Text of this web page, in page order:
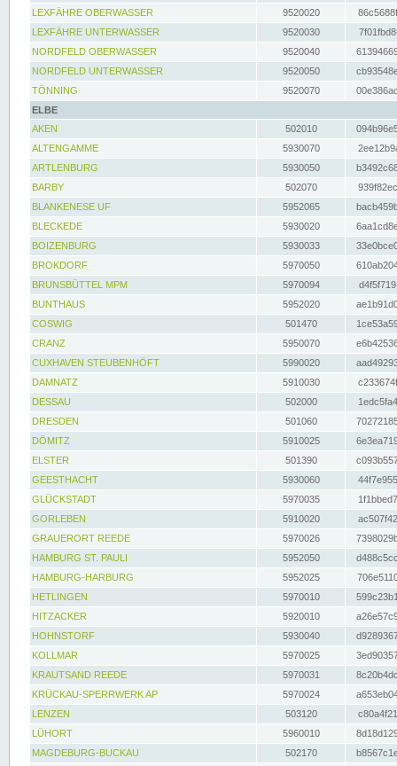
LEXFÄHRE OBERWASSER
9520020
LEXFÄHRE UNTERWASSER
9520030
NORDFELD OBERWASSER
9520040
NORDFELD UNTERWASSER
9520050
TÖNNING
9520070
ELBE
AKEN
502010
ALTENGAMME
5930070
ARTLENBURG
5930050
BARBY
502070
BLANKENESE UF
5952065
BLECKEDE
5930020
BOIZENBURG
5930033
BROKDORF
5970050
BRUNSBÜTTEL MPM
5970094
BUNTHAUS
5952020
COSWIG
501470
CRANZ
5950070
CUXHAVEN STEUBENHÖFT
5990020
DAMNATZ
5910030
DESSAU
502000
DRESDEN
501060
DÖMITZ
5910025
ELSTER
501390
GEESTHACHT
5930060
GLÜCKSTADT
5970035
GORLEBEN
5910020
GRAUERORT REEDE
5970026
HAMBURG ST. PAULI
5952050
HAMBURG-HARBURG
5952025
HETLINGEN
5970010
HITZACKER
5920010
HOHNSTORF
5930040
KOLLMAR
5970025
KRAUTSAND REEDE
5970031
KRÜCKAU-SPERRWERK AP
5970024
LENZEN
503120
LÜHORT
5960010
MAGDEBURG-BUCKAU
502170